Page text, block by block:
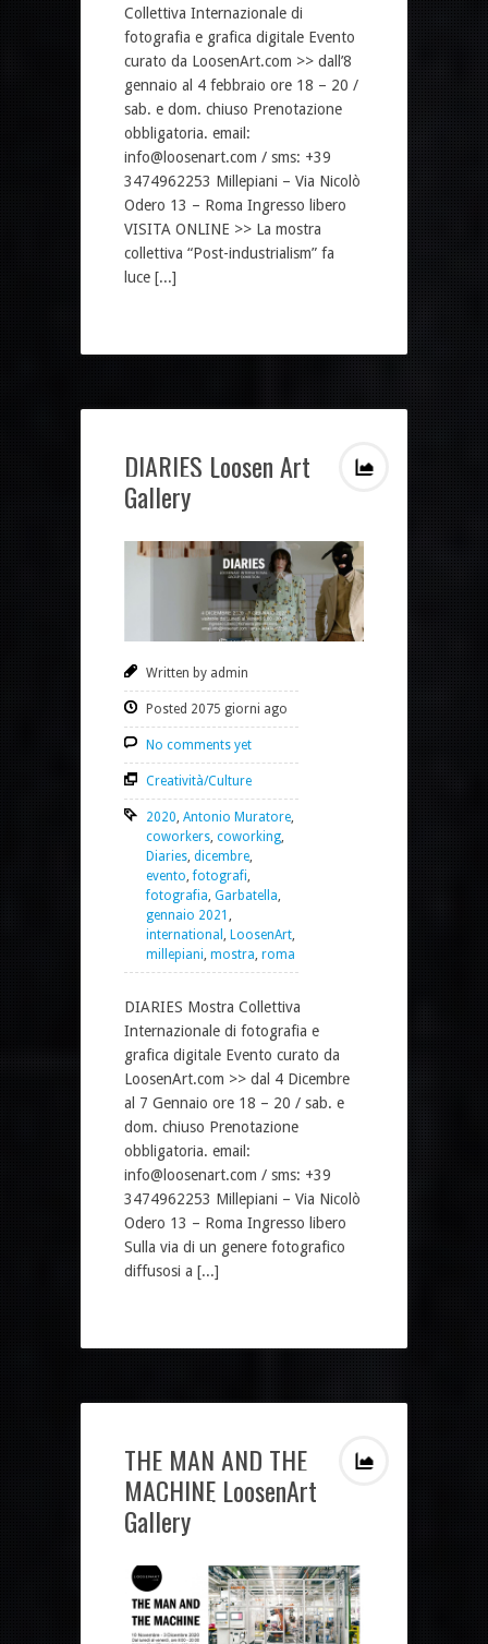
Collettiva Internazionale di
fotografia e grafica digitale Evento
curato da LoosenArt.com >> dall’8
gennaio al 4 febbraio ore 18 – 20 /
sab. e dom. chiuso Prenotazione
obbligatoria. email:
info@loosenart.com / sms: +39
3474962253 Millepiani – Via Nicolò
Odero 13 – Roma Ingresso libero
VISITA ONLINE >> La mostra
collettiva “Post-industrialism” fa
luce [...]
DIARIES Loosen Art
Gallery
Written by admin
Posted 2075 giorni ago
No comments yet
Creatività/Culture
2020, Antonio Muratore,
coworkers, coworking,
Diaries, dicembre,
evento,fotografi,
fotografia, Garbatella,
gennaio 2021 ,
international , LoosenArt,
millepiani, mostra, roma
DIARIES Mostra Collettiva
Internazionale di fotografia e
grafica digitale Evento curato da
LoosenArt.com >> dal 4 Dicembre
al 7 Gennaio ore 18 – 20 / sab. e
dom. chiuso Prenotazione
obbligatoria. email:
info@loosenart.com / sms: +39
3474962253 Millepiani – Via Nicolò
Odero 13 – Roma Ingresso libero
Sulla via di un genere fotografico
diffusosi a [...]
THE MAN AND THE
MACHINE LoosenArt
Gallery